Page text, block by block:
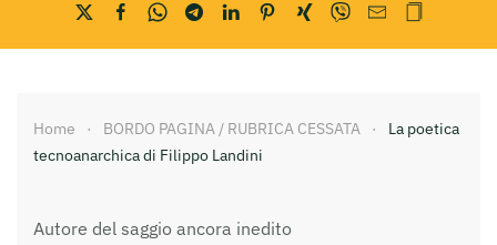
Home BORDO PAGINA / RUBRICA CESSATA
La poetica
tecnoanarchica di Filippo Landini
Autore del saggio ancora inedito